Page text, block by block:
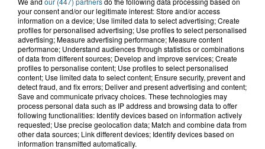
A GAGNER
your consent and/or our legitimate interest: Store and/or access
information on a device; Use limited data to select advertising; Create
profiles for personalised advertising; Use profiles to select personalised
advertising; Measure advertising performance; Measure content
performance; Understand audiences through statistics or combinations
of data from different sources; Develop and improve services; Create
profiles to personalise content; Use profiles to select personalised
content; Use limited data to select content; Ensure security, prevent and
detect fraud, and fix errors; Deliver and present advertising and content;
Save and communicate privacy choices. These technologies may
process personal data such as IP address and browsing data to offer
following functionalities: Identify devices based on information actively
requested; Use precise geolocation data; Match and combine data from
other data sources; Link different devices; Identify devices based on
information transmitted automatically.